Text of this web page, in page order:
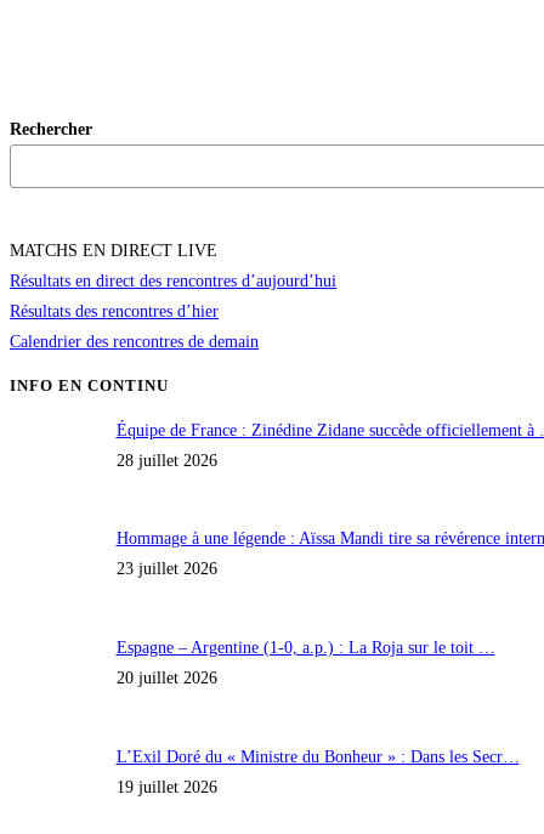
Rechercher
MATCHS EN DIRECT LIVE
Résultats en direct des rencontres d’aujourd’hui
Résultats des rencontres d’hier
Calendrier des rencontres de demain
INFO EN CONTINU
Équipe de France : Zinédine Zidane succède officiellement
28 juillet 2026
Hommage à une légende : Aïssa Mandi tire sa révérence
23 juillet 2026
Espagne – Argentine (1-0, a.p.) : La Roja sur le toit …
20 juillet 2026
L’Exil Doré du « Ministre du Bonheur » : Dans les Secr…
19 juillet 2026